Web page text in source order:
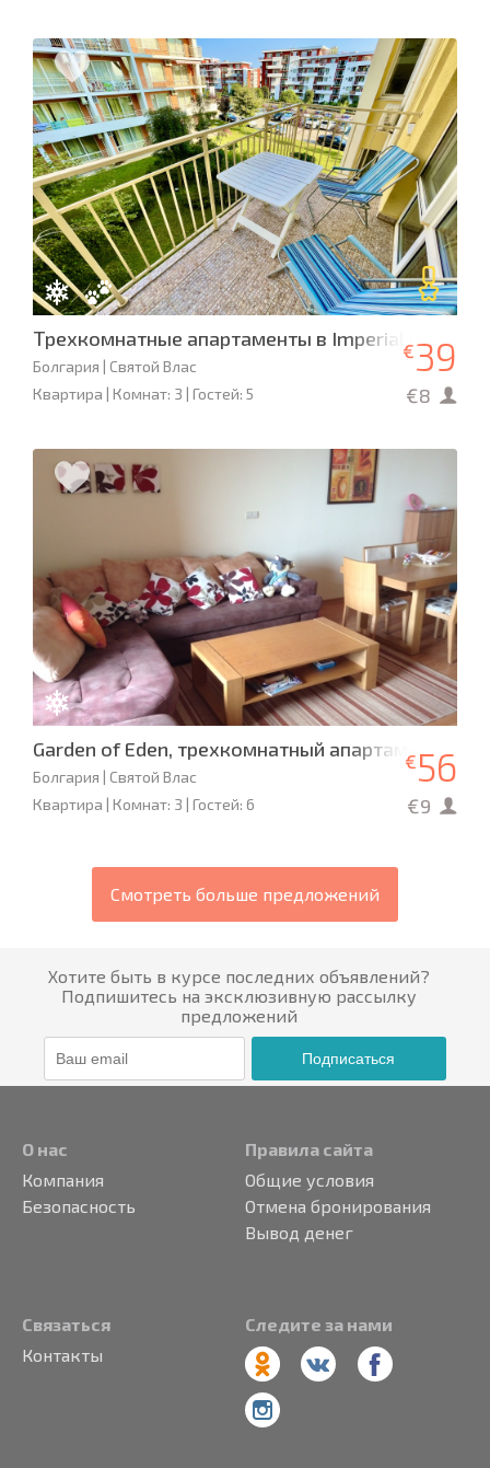
Трехкомнатные апартаменты в Imperial Fort Club
Болгария | Святой Влас
Квартира | Комнат: 3 | Гостей: 5
€39
€8
Garden of Eden, трехкомнатный апартамент
Болгария | Святой Влас
Квартира | Комнат: 3 | Гостей: 6
€56
€9
Смотреть больше предложений
Хотите быть в курсе последних объявлений?
Подпишитесь на эксклюзивную рассылку
предложений
Подписаться
О нас
Компания
Безопасность
Правила сайта
Общие условия
Отмена бронирования
Вывод денег
Связаться
Контакты
Следите за нами